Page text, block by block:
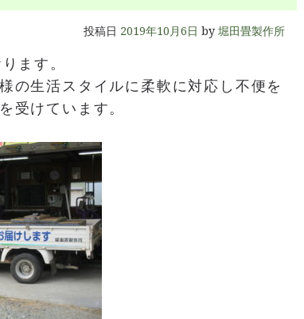
投稿日 2019年10月6日 by 堀田畳製作所
ます。
の生活スタイルに柔軟に対応し不便を
受けています。